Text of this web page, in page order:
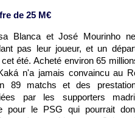
de 25 M€
Blanca et José Mourinho
pas leur joueur, et un
été. Acheté environ 65
n'a jamais convaincu au
89 matchs et des
par les supporters
pour le PSG qui pourrait